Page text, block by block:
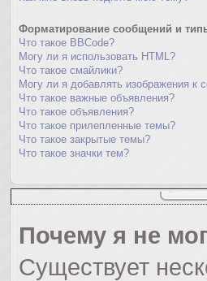
Форматирование сообщений и
Что такое BBCode?
Могу ли я использовать HTML?
Что такое смайлики?
Могу ли я добавлять изображения к
Что такое важные объявления?
Что такое объявления?
Что такое прилепленные темы?
Что такое закрытые темы?
Что такое значки тем?
Почему я не
Существует